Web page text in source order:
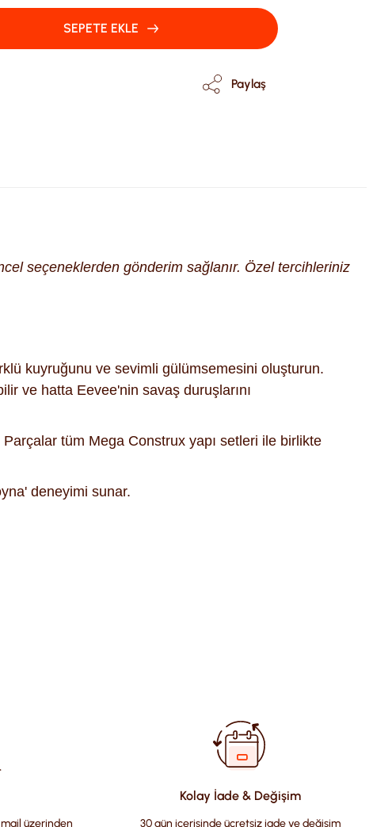
SEPETE EKLE
Paylaş
seçeneklerden gönderim sağlanır. Özel tercihleriniz
kuyruğunu ve sevimli gülümsemesini oluşturun.
ve hatta Eevee'nin savaş duruşlarını
tüm Mega Construx yapı setleri ile birlikte
deneyimi sunar.
üzerinden
Kolay İade & Değişim
30 gün içerisinde ücretsiz iade ve değişim